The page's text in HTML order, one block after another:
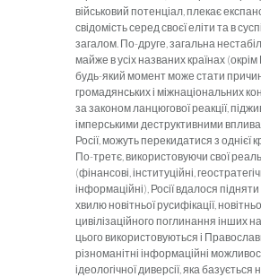
військовий потенціал, плекає
свідомість серед своєї еліти та в
загалом. По-друге, загальна
майже в усіх названих кра­їнах (окрім
будь-який момент може стати
громадянських і міжнаціональних
за за­коном ланцюгової реакції,
імперськими деструк­тивними
Росії, можуть перекидатися з однієї
По-третє, використовуючи свої
(фінансові, інституційні,
інформацій­ні), Росії вдалося
хвилю новітньої русифікації,
цивілізаційного поглинання інших
цього використовуються і
різнома­нітні інформаційні
ідеологічної диверсії, яка базується